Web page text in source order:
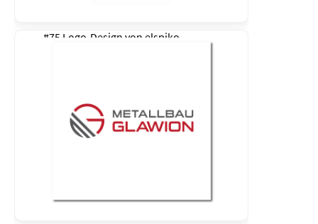
#75 Logo-Design von elspiko